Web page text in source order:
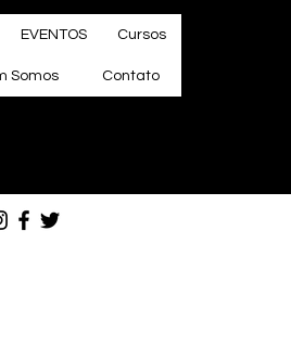
EVENTOS Cursos
Somos Contato